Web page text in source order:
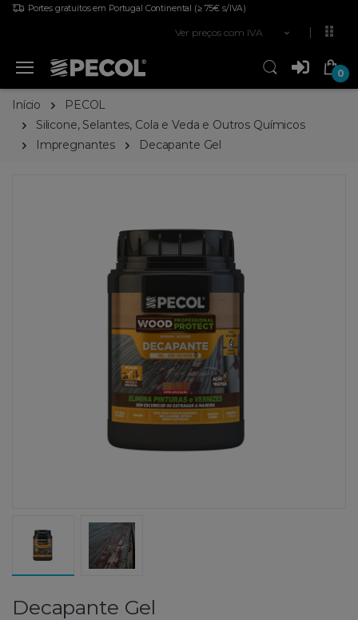
Portes gratuitos em Portugal Continental (≥ 75€ s/IVA)
Ver preços com IVA
0
Início
PECOL
Silicone, Selantes, Cola e Veda e Outros Químicos
Impregnantes
Decapante Gel
Decapante Gel